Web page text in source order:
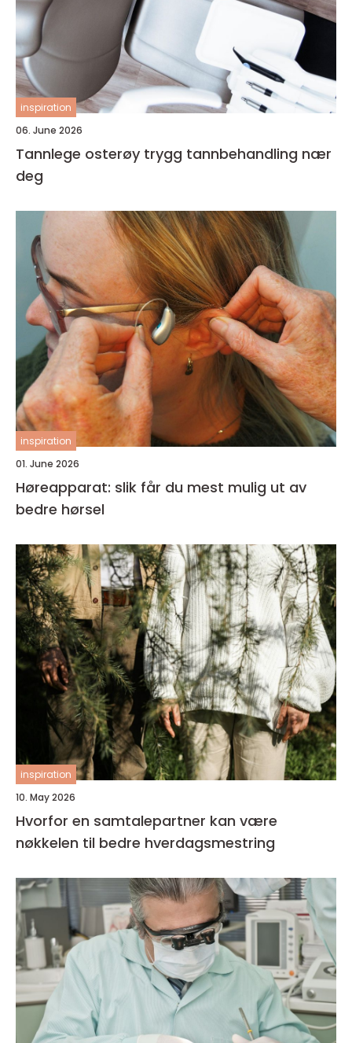
inspiration
06. June 2026
Tannlege osterøy trygg tannbehandling nær
deg
inspiration
01. June 2026
Høreapparat: slik får du mest mulig ut av
bedre hørsel
inspiration
10. May 2026
Hvorfor en samtalepartner kan være
nøkkelen til bedre hverdagsmestring